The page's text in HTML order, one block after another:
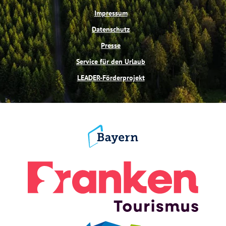
Impressum
Datenschutz
Presse
Service für den Urlaub
LEADER-Förderprojekt